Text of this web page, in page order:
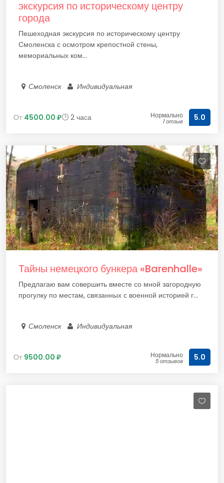
экскурсия по историческому центру
города
Пешеходная экскурсия по историческому центру
Смоленска с осмотром крепостной стены,
мемориальных ком...
Смоленск Индивидуальная
От 4500.00 ₽ 2 часа Нормально
1 отзыв 5.0
Тайны немецкого бункера «Barenhalle»
Предлагаю вам совершить вместе со мной загородную
прогулку по местам, связанных с военной историей г...
Смоленск Индивидуальная
От 9500.00 ₽ Нормально
5 отзывов 5.0